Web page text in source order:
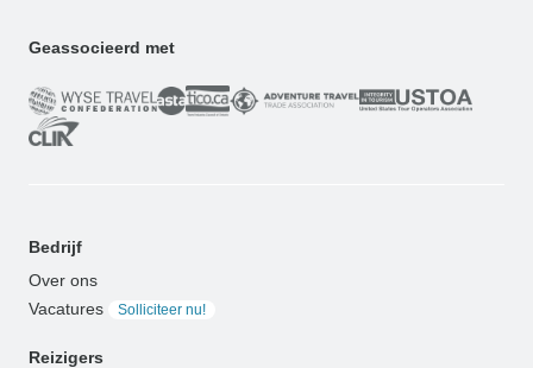
Geassocieerd met
Bedrijf
Over ons
Vacatures
Solliciteer nu!
Reizigers